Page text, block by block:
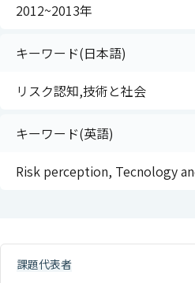
2012~2013年
キーワード(日本語)
リスク認知,技術と社会
キーワード(英語)
Risk perception, Tecnology
課題代表者